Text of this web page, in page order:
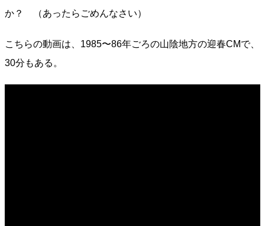
か？ （あったらごめんなさい）
こちらの動画は、1985〜86年ごろの山陰地方の迎春CMで、
30分もある。